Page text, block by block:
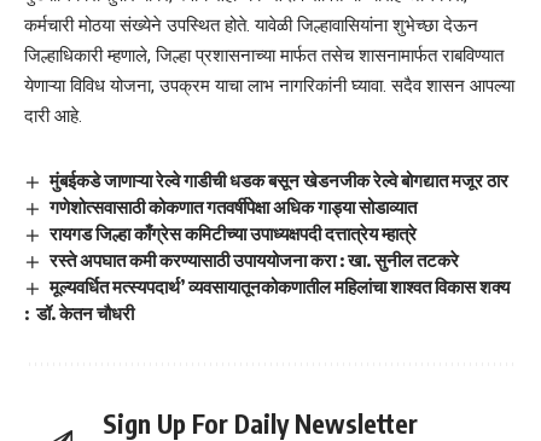
कर्मचारी मोठया संख्येने उपस्थित होते. यावेळी जिल्हावासियांना शुभेच्छा देऊन
जिल्हाधिकारी म्हणाले, जिल्हा प्रशासनाच्या मार्फत तसेच शासनामार्फत राबविण्यात
येणाऱ्या विविध योजना, उपक्रम याचा लाभ नागरिकांनी घ्यावा. सदैव शासन आपल्या
दारी आहे.
मुंबईकडे जाणाऱ्या रेल्वे गाडीची धडक बसून खेडनजीक रेल्वे बोगद्यात मजूर ठार
गणेशोत्सवासाठी कोकणात गतवर्षीपेक्षा अधिक गाड्या सोडाव्यात
रायगड जिल्हा काँग्रेस कमिटीच्या उपाध्यक्षपदी दत्तात्रेय म्हात्रे
रस्ते अपघात कमी करण्यासाठी उपाययोजना करा : खा. सुनील तटकरे
मूल्यवर्धित मत्स्यपदार्थ’ व्यवसायातूनकोकणातील महिलांचा शाश्वत विकास शक्य
: डॉ. केतन चौधरी
Sign Up For Daily Newsletter